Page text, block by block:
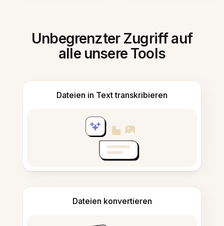
Unbegrenzter Zugriff auf
alle unsere Tools
Dateien in Text transkribieren
Dateien konvertieren